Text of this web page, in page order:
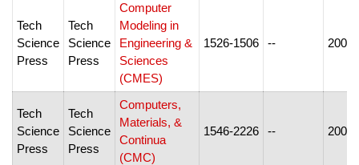
Tech
Science
Press
Tech
Science
Press
Computer
Modeling in
Engineering &
Sciences
(CMES)
1526-1506 -- 2000-
Tech
Science
Press
Tech
Science
Press
Computers,
Materials, &
Continua
(CMC)
1546-2226 -- 2004-